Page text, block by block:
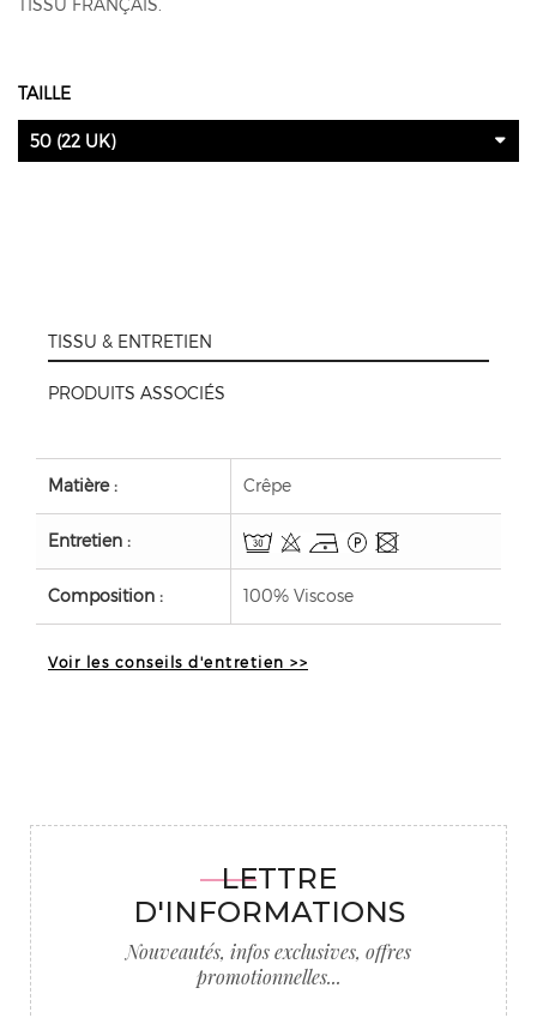
TISSU FRANÇAIS.
TAILLE
50 (22 UK)
TISSU & ENTRETIEN
PRODUITS ASSOCIÉS
Matière : Crêpe
Entretien :
Composition : 100% Viscose
Voir les conseils d'entretien >>
LETTRE
D'INFORMATIONS
Nouveautés, infos exclusives, offres
promotionnelles...